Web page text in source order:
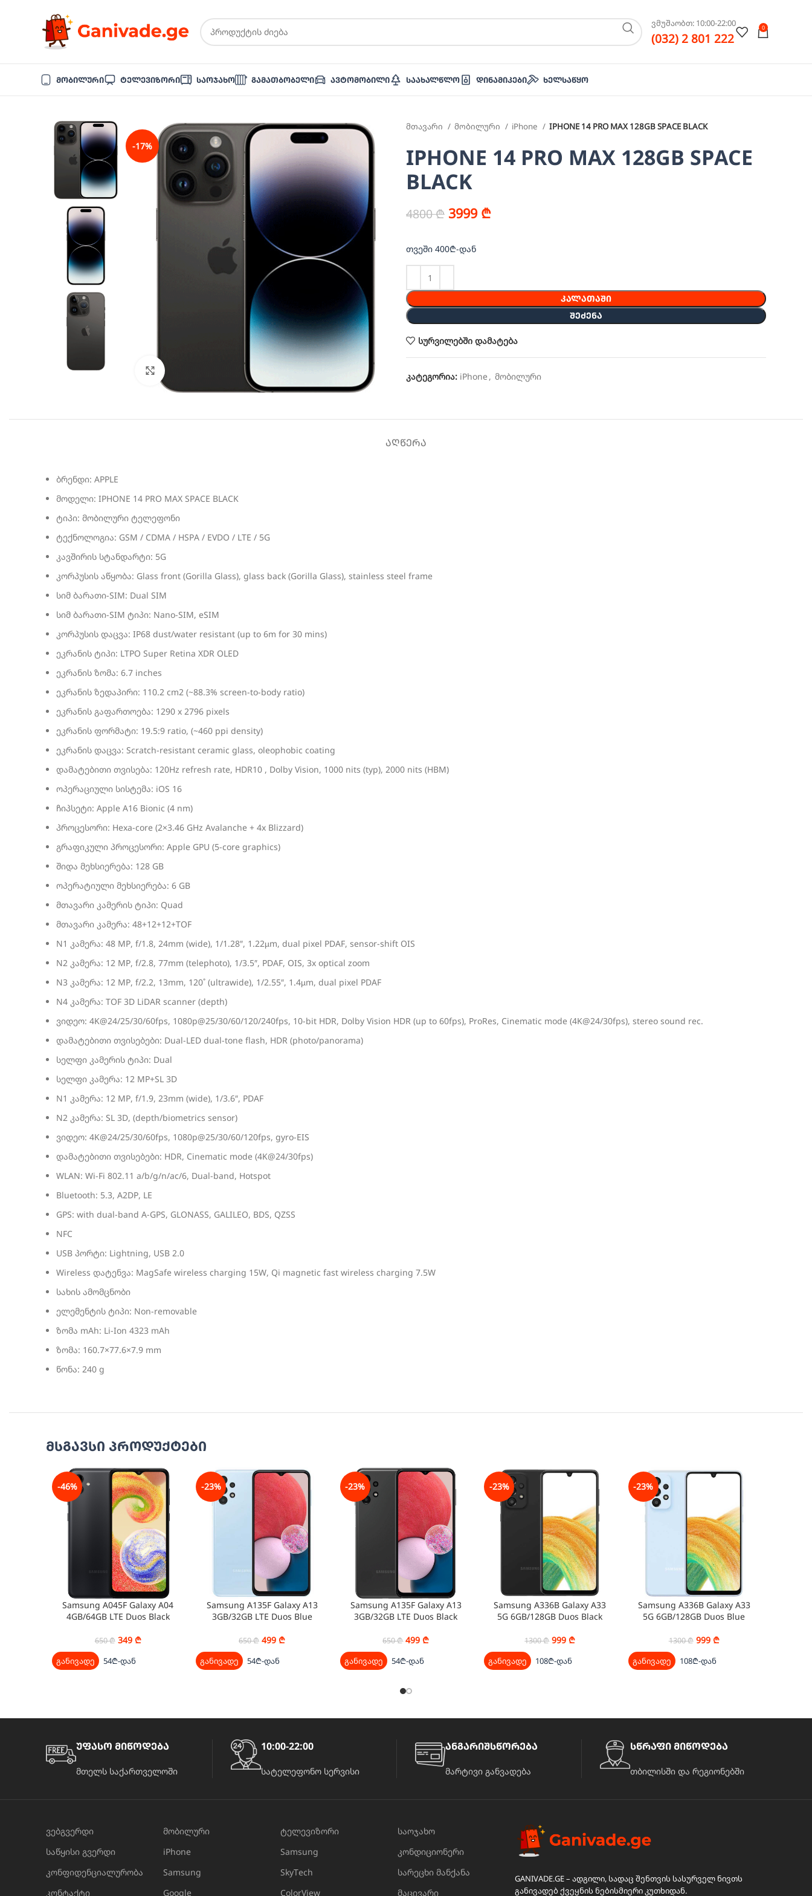
ვმუშაობთ: 10:00-22:00
(032) 2 801 222
0
Მობილური Ტელევიზორი Საოჯახო Გამათბობელი Ავტომობილი Საახალწლო Დინამიკები Ხელსაწყო
-17%
მთავარი მობილური iPhone IPHONE 14 PRO MAX 128GB SPACE BLACK
IPHONE 14 PRO MAX 128GB SPACE
BLACK
4800₾ 3999 ₾
თვეში 400₾-დან
ᲙᲐᲚᲐᲗᲐᲨᲘ
ᲨᲔᲫᲔᲜᲐ
სურვილებში დამატება
კატეგორია: iPhone , მობილური
ᲐᲦᲬᲔᲠᲐ
ბრენდი: APPLE
მოდელი: IPHONE 14 PRO MAX SPACE BLACK
ტიპი: მობილური ტელეფონი
ტექნოლოგია: GSM / CDMA / HSPA / EVDO / LTE / 5G
კავშირის სტანდარტი: 5G
კორპუსის აწყობა: Glass front (Gorilla Glass), glass back (Gorilla Glass), stainless steel frame
სიმ ბარათი-SIM: Dual SIM
სიმ ბარათი-SIM ტიპი: Nano-SIM, eSIM
კორპუსის დაცვა: IP68 dust/water resistant (up to 6m for 30 mins)
ეკრანის ტიპი: LTPO Super Retina XDR OLED
ეკრანის ზომა: 6.7 inches
ეკრანის ზედაპირი: 110.2 cm2 (~88.3% screen-to-body ratio)
ეკრანის გაფართოება: 1290 x 2796 pixels
ეკრანის ფორმატი: 19.5:9 ratio, (~460 ppi density)
ეკრანის დაცვა: Scratch-resistant ceramic glass, oleophobic coating
დამატებითი თვისება: 120Hz refresh rate, HDR10 , Dolby Vision, 1000 nits (typ), 2000 nits (HBM)
ოპერაციული სისტემა: iOS 16
ჩიპსეტი: Apple A16 Bionic (4 nm)
პროცესორი: Hexa-core (2×3.46 GHz Avalanche + 4x Blizzard)
გრაფიკული პროცესორი: Apple GPU (5-core graphics)
შიდა მეხსიერება: 128 GB
ოპერატიული მეხსიერება: 6 GB
მთავარი კამერის ტიპი: Quad
მთავარი კამერა: 48+12+12+TOF
N1 კამერა: 48 MP, f/1.8, 24mm (wide), 1/1.28″, 1.22µm, dual pixel PDAF, sensor-shift OIS
N2 კამერა: 12 MP, f/2.8, 77mm (telephoto), 1/3.5″, PDAF, OIS, 3x optical zoom
N3 კამერა: 12 MP, f/2.2, 13mm, 120˚ (ultrawide), 1/2.55″, 1.4µm, dual pixel PDAF
N4 კამერა: TOF 3D LiDAR scanner (depth)
ვიდეო: 4K@24/25/30/60fps, 1080p@25/30/60/120/240fps, 10-bit HDR, Dolby Vision HDR (up to 60fps), ProRes, Cinematic mode (4K@24/30fps), stereo sound rec.
დამატებითი თვისებები: Dual-LED dual-tone flash, HDR (photo/panorama)
სელფი კამერის ტიპი: Dual
სელფი კამერა: 12 MP+SL 3D
N1 კამერა: 12 MP, f/1.9, 23mm (wide), 1/3.6″, PDAF
N2 კამერა: SL 3D, (depth/biometrics sensor)
ვიდეო: 4K@24/25/30/60fps, 1080p@25/30/60/120fps, gyro-EIS
დამატებითი თვისებები: HDR, Cinematic mode (4K@24/30fps)
WLAN: Wi-Fi 802.11 a/b/g/n/ac/6, Dual-band, Hotspot
Bluetooth: 5.3, A2DP, LE
GPS: with dual-band A-GPS, GLONASS, GALILEO, BDS, QZSS
NFC
USB პორტი: Lightning, USB 2.0
Wireless დატენვა: MagSafe wireless charging 15W, Qi magnetic fast wireless charging 7.5W
სახის ამომცნობი
ელემენტის ტიპი: Non-removable
ზომა mAh: Li-Ion 4323 mAh
ზომა: 160.7×77.6×7.9 mm
წონა: 240 g
მსგავსი პროდუქტები
-46%
Samsung A045F Galaxy A04
4GB/64GB LTE Duos Black
650₾ 349 ₾
განივადე 54₾-დან
-23%
Samsung A135F Galaxy A13
3GB/32GB LTE Duos Blue
650₾ 499 ₾
განივადე 54₾-დან
-23%
Samsung A135F Galaxy A13
3GB/32GB LTE Duos Black
650₾ 499 ₾
განივადე 54₾-დან
-23%
Samsung A336B Galaxy A33
5G 6GB/128GB Duos Black
1300₾ 999 ₾
განივადე 108₾-დან
-23%
Samsung A336B Galaxy A33
5G 6GB/128GB Duos Blue
1300₾ 999 ₾
განივადე 108₾-დან
უფასო მიწოდება
მთელს საქართველოში
10:00-22:00
სატელეფონო სერვისი
ანგარიშსწორება
მარტივი განვადება
სწრაფი მიწოდება
თბილისში და რეგიონებში
ვებგვერდი
საწყისი გვერდი
კონფიდენციალურობა
კონტაქტი
მობილური
iPhone
Samsung
Google
ტელევიზორი
Samsung
SkyTech
ColorView
საოჯახო
კონდიციონერი
სარეცხი მანქანა
მაცივარი
GANIVADE.GE – ადგილი, სადაც შენთვის სასურველ ნივთს
განივადებ ქვეყნის ნებისმიერი კუთხიდან.